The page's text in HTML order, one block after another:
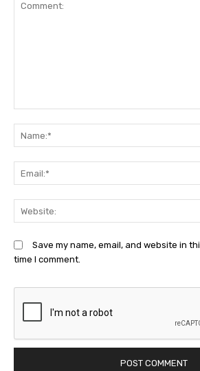
Save my name, email, and website in
time I comment.